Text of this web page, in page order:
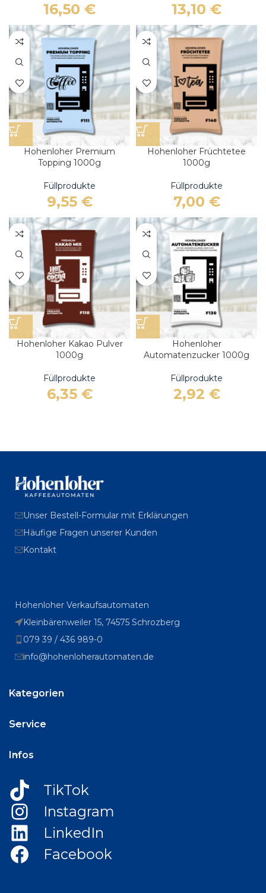
16,50 € 13,10 €
Hohenloher Premium
Topping 1000g
Füllprodukte
9,55 €
Hohenloher Früchtetee
1000g
Füllprodukte
7,00 €
Hohenloher Kakao Pulver
1000g
Füllprodukte
6,35 €
Hohenloher
Automatenzucker 1000g
Füllprodukte
2,92 €
Unser Bestell-Formular mit Erklärungen
Häufige Fragen unserer Kunden
Kontakt
Hohenloher Verkaufsautomaten
Kleinbärenweiler 15, 74575 Schrozberg
079 39 / 436 989-0
info@hohenloherautomaten.de
Kategorien
Service
Infos
TikTok
Instagram
LinkedIn
Facebook